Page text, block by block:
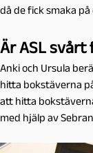
då de fick smaka på
Är ASL svårt
Anki och Ursula
hitta bokstäverna
att hitta
med hjälp av